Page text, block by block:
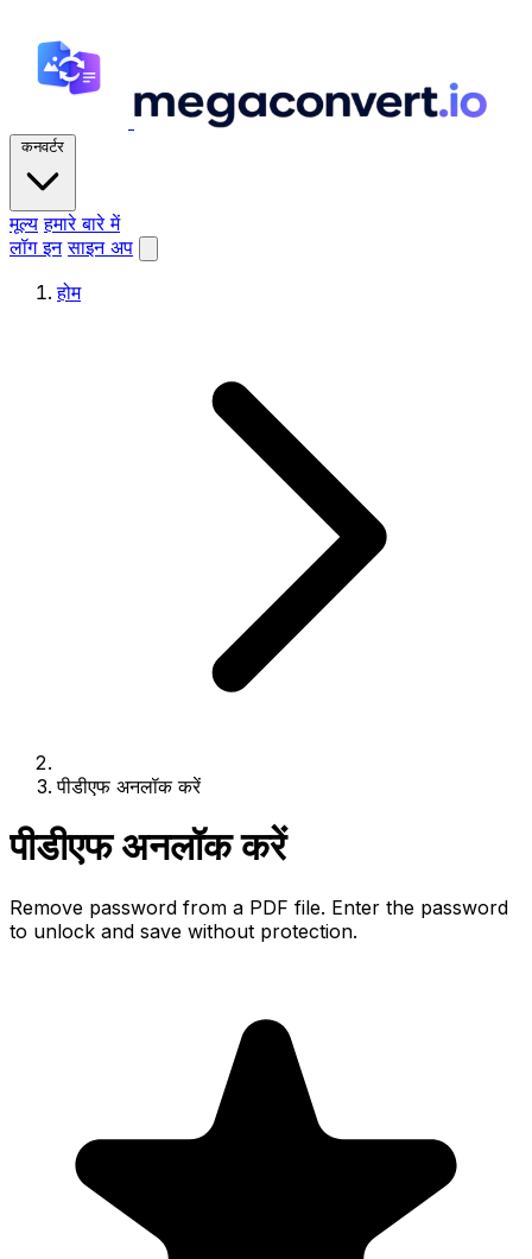
कनवर्टर
मूल्य हमारे बारे में
लॉग इन साइन अप
होम
पीडीएफ अनलॉक करें
पीडीएफ अनलॉक करें
Remove password from a PDF file. Enter the password
to unlock and save without protection.